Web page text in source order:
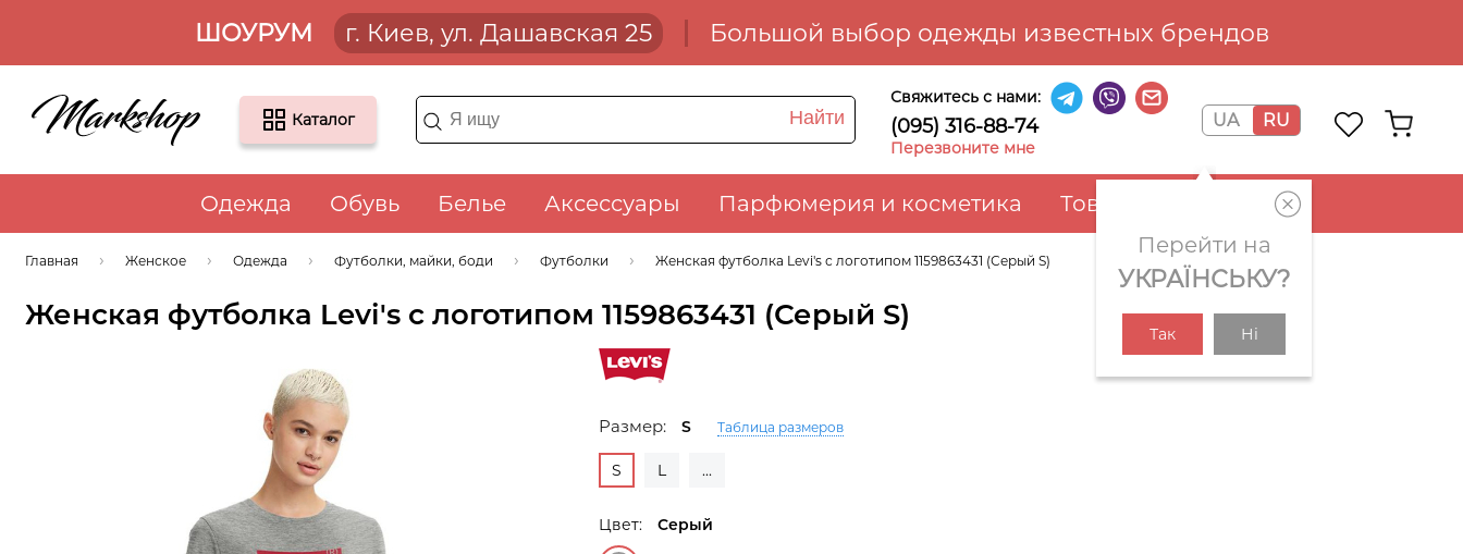
ШОУРУМ г. Киев, ул. Дашавская 25 Большой выбор одежды известных брендов
Каталог Найти
Свяжитесь с нами:
(095) 316-88-74
Перезвоните мне
UA RU
Перейти на
УКРАЇНСЬКУ?
Так Ні
Одежда Обувь Белье Аксессуары Парфюмерия и косметика Товары для дома
Главная Женское Одежда Футболки, майки, боди Футболки Женская футболка Levi's с логотипом 1159863431 (Серый S)
Женская футболка Levi's с логотипом 1159863431 (Серый S)
Размер: S Таблица размеров
S L ...
Цвет: Серый